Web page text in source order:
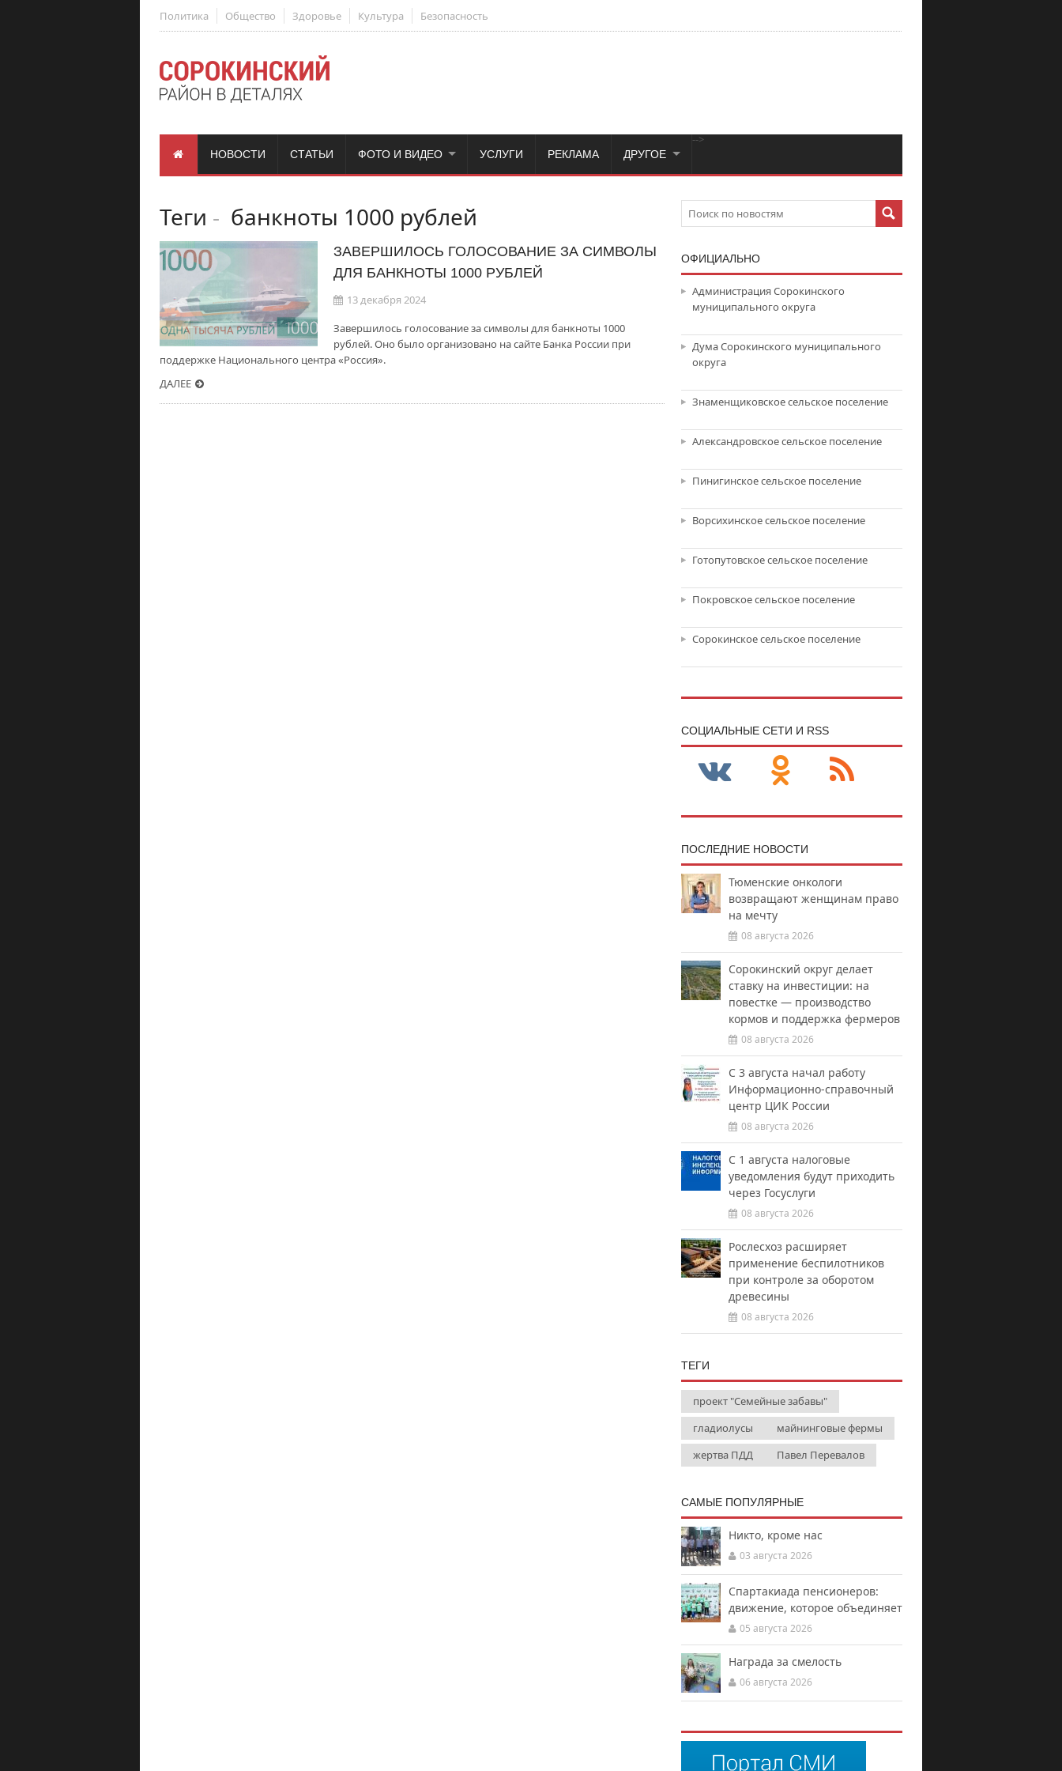
Политика Общество Здоровье Культура Безопасность
НОВОСТИ СТАТЬИ
-->
ФОТО И ВИДЕО УСЛУГИ РЕКЛАМА ДРУГОЕ
Теги - банкноты 1000 рублей
ЗАВЕРШИЛОСЬ ГОЛОСОВАНИЕ ЗА СИМВОЛЫ
ДЛЯ БАНКНОТЫ 1000 РУБЛЕЙ
13 декабря 2024
Завершилось голосование за символы для банкноты 1000
рублей. Оно было организовано на сайте Банка России при
поддержке Национального центра «Россия».
ДАЛЕЕ
ОФИЦИАЛЬНО
Администрация Сорокинского
муниципального округа
Дума Сорокинского муниципального
округа
Знаменщиковское сельское поселение
Александровское сельское поселение
Пинигинское сельское поселение
Ворсихинское сельское поселение
Готопутовское сельское поселение
Покровское сельское поселение
Сорокинское сельское поселение
CОЦИАЛЬНЫЕ СЕТИ И RSS
ПОСЛЕДНИЕ НОВОСТИ
Тюменские онкологи
возвращают женщинам право
на мечту
08 августа 2026
Сорокинский округ делает
ставку на инвестиции: на
повестке — производство
кормов и поддержка фермеров
08 августа 2026
С 3 августа начал работу
Информационно-справочный
центр ЦИК России
08 августа 2026
С 1 августа налоговые
уведомления будут приходить
через Госуслуги
08 августа 2026
Рослесхоз расширяет
применение беспилотников
при контроле за оборотом
древесины
08 августа 2026
ТЕГИ
проект "Семейные забавы"
гладиолусы
майнинговые фермы
жертва ПДД
Павел Перевалов
САМЫЕ ПОПУЛЯРНЫЕ
Никто, кроме нас
03 августа 2026
Спартакиада пенсионеров:
движение, которое объединяет
05 августа 2026
Награда за смелость
06 августа 2026